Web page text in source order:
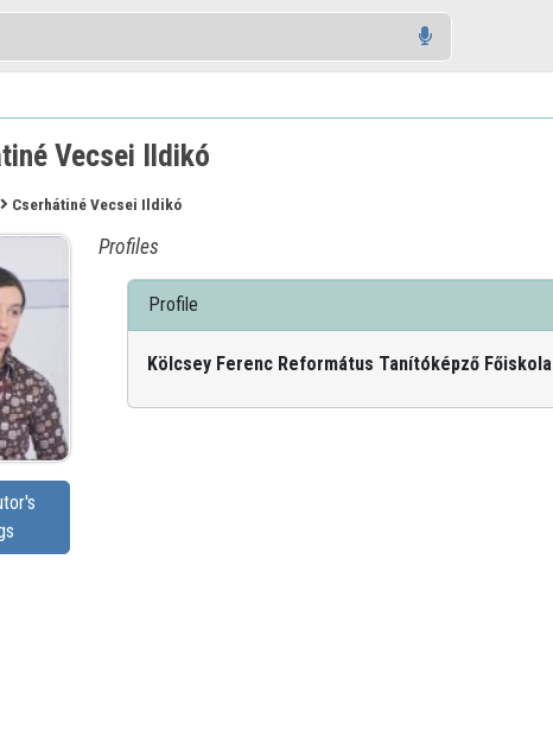
Vecsei Ildikó
Cserhátiné Vecsei Ildikó
Profiles
Profile
Kölcsey Ferenc Református Tanítóképző Főiskola